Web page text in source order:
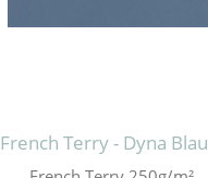
French Terry - Dyna